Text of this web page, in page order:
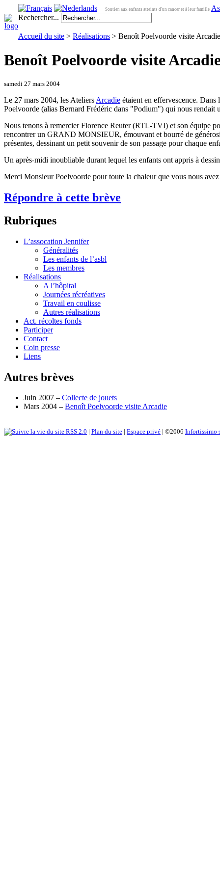
Soutien aux enfants atteints d'un cancer et à leur famille
Rechercher...
Accueil du site > Réalisations > Benoît Poelvoorde visite Arcadie
Benoît Poelvoorde visite
samedi 27 mars 2004
Le 27 mars 2004, les Ateliers Arcadie étaient en effervescence. Dans
Poelvoorde (alias Bernard Frédéric dans "Podium") qui nous rendait
Nous tenons à remercier Florence Reuter (RTL-TVI) et son équipe
rencontrer un GRAND MONSIEUR, émouvant et bourré de
présentes, dessinant un petit souvenir de son passage pour chaque
Un après-midi inoubliable durant lequel les enfants ont appris à
Merci Monsieur Poelvoorde pour toute la chaleur que vous nous
Répondre à cette brève
Rubriques
L’assocation Jennifer
Généralités
Les enfants de l’asbl
Les membres
Réalisations
A l’hôpital
Journées récréatives
Travail en coulisse
Autres réalisations
Act. récoltes fonds
Participer
Contact
Coin presse
Liens
Autres brèves
Juin 2007 – Collecte de jouets
Mars 2004 – Benoît Poelvoorde visite Arcadie
RSS 2.0 | Plan du site | Espace privé | ©2006 Infortissimo